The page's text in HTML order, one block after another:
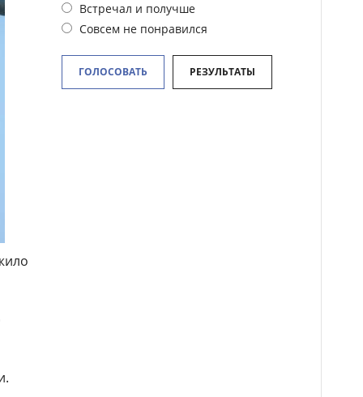
Встречал и получше
Совсем не понравился
ГОЛОСОВАТЬ РЕЗУЛЬТАТЫ